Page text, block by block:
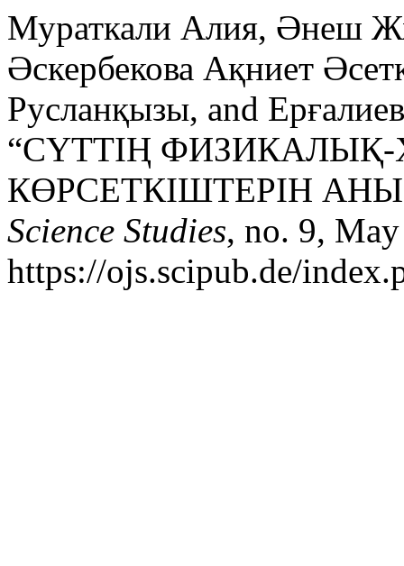
Мураткали Алия, Әнеш
Əскербекова Ақниет
Русланқызы, and
“СҮТТІҢ
КӨРСЕТКІШТЕРІН
Science Studies, no. 9,
https://ojs.scipub.de/